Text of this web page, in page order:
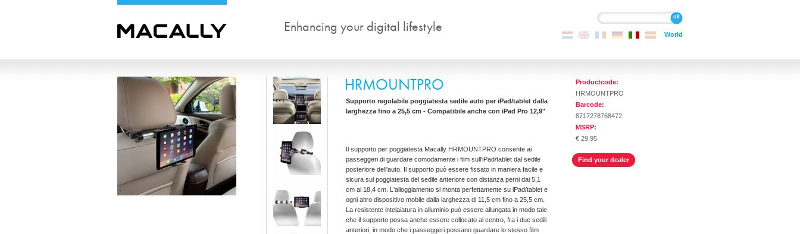
Enhancing your digital lifestyle Cerca
World
HRMOUNTPRO
Supporto regolabile poggiatesta sedile auto per iPad/tablet dalla
larghezza fino a 25,5 cm - Compatibile anche con iPad Pro 12,9"
Il supporto per poggiatesta Macally HRMOUNTPRO consente ai
passeggeri di guardare comodamente i film sull'iPad/tablet dal sedile
posteriore dell'auto. Il supporto può essere fissato in maniera facile e
sicura sul poggiatesta del sedile anteriore con distanza perni dai 5,1
cm ai 18,4 cm. L'alloggiamento si monta perfettamente su iPad/tablet e
ogni altro dispositivo mobile dalla larghezza di 11,5 cm fino a 25,5 cm.
La resistente intelaiatura in alluminio può essere allungata in modo tale
che il supporto possa anche essere collocato al centro, fra i due sedili
anteriori, in modo che i passeggeri possano guardare lo stesso film
Productcode:
HRMOUNTPRO
Barcode:
8717278768472
MSRP:
€ 29,95
Find your dealer